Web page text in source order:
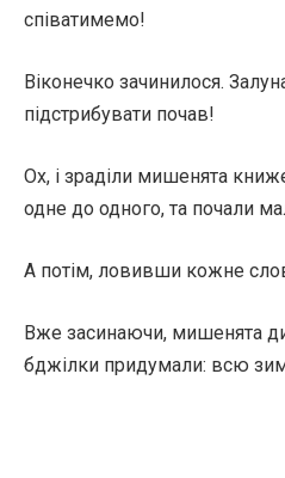
співатимемо!
Віконечко зачинилося.
підстрибувати почав!
Ох, і зраділи мишенята
одне до одного, та почали
А потім, ловивши кожне
Вже засинаючи, мишенята
бджілки придумали: всю